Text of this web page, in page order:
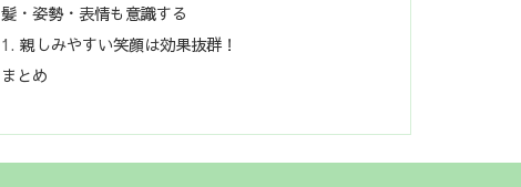
髪・姿勢・表情も意識する
親しみやすい笑顔は効果抜群！
まとめ